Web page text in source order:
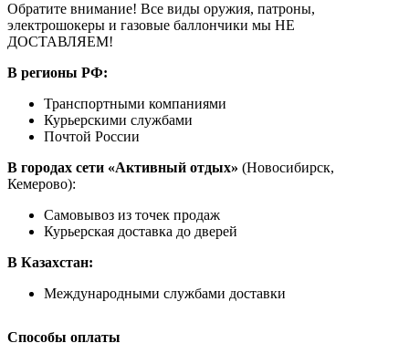
Обратите внимание! Все виды оружия, патроны,
электрошокеры и газовые баллончики мы НЕ
ДОСТАВЛЯЕМ!
В регионы РФ:
Транспортными компаниями
Курьерскими службами
Почтой России
В городах сети «Активный отдых» (Новосибирск,
Кемерово):
Самовывоз из точек продаж
Курьерская доставка до дверей
В Казахстан:
Международными службами доставки
Способы оплаты